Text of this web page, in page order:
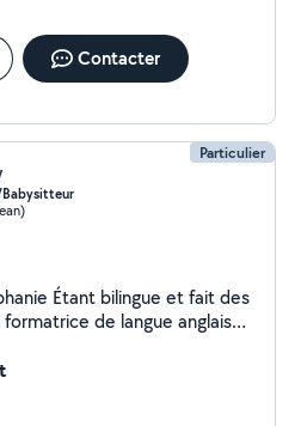
Contacter
Particulier
Babysitteur
fait des
de langue anglaise .
pour les petits enfants . Je